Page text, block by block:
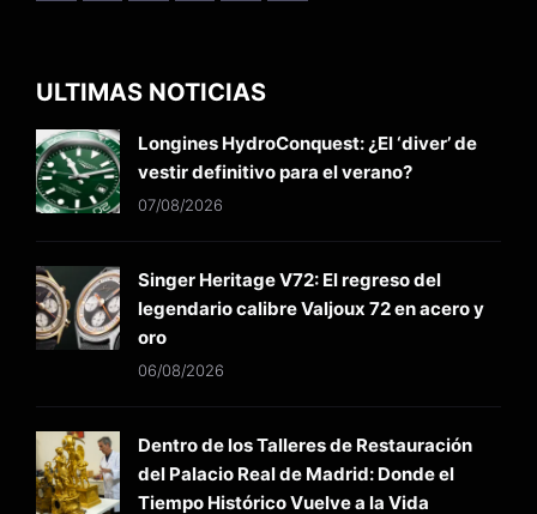
ULTIMAS NOTICIAS
Longines HydroConquest: ¿El ‘diver’ de
vestir definitivo para el verano?
07/08/2026
Singer Heritage V72: El regreso del
legendario calibre Valjoux 72 en acero y
oro
06/08/2026
Dentro de los Talleres de Restauración
del Palacio Real de Madrid: Donde el
Tiempo Histórico Vuelve a la Vida